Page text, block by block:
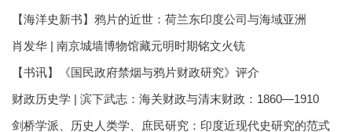
【海洋史新书】鸦片的近世：荷兰东印度公司与海域亚洲
肖发华 | 南京城墙博物馆藏元明时期铭文火铳
【书讯】《国民政府禁烟与鸦片财政研究》评介
财政历史学 | 滨下武志：海关财政与清末财政：1860—1910
剑桥学派、历史人类学、庶民研究：印度近现代史研究的范式